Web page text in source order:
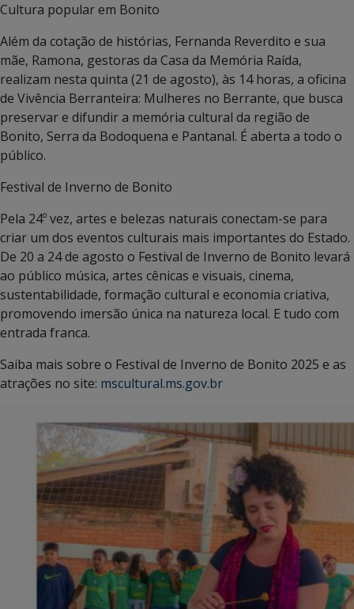
Cultura popular em Bonito
Além da cotação de histórias, Fernanda Reverdito e sua
mãe, Ramona, gestoras da Casa da Memória Raída,
realizam nesta quinta (21 de agosto), às 14 horas, a oficina
de Vivência Berranteira: Mulheres no Berrante, que busca
preservar e difundir a memória cultural da região de
Bonito, Serra da Bodoquena e Pantanal. É aberta a todo o
público.
Festival de Inverno de Bonito
Pela 24º vez, artes e belezas naturais conectam-se para
criar um dos eventos culturais mais importantes do Estado.
De 20 a 24 de agosto o Festival de Inverno de Bonito levará
ao público música, artes cênicas e visuais, cinema,
sustentabilidade, formação cultural e economia criativa,
promovendo imersão única na natureza local. E tudo com
entrada franca.
Saiba mais sobre o Festival de Inverno de Bonito 2025 e as
atrações no site: mscultural.ms.gov.br